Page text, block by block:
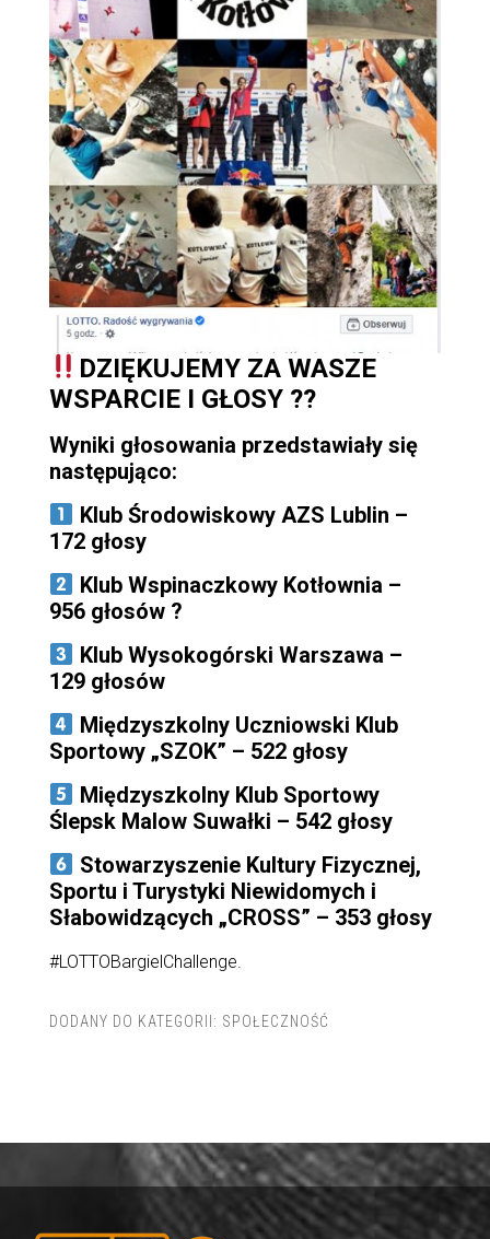
DZIĘKUJEMY ZA WASZE
WSPARCIE I GŁOSY ??
Wyniki głosowania przedstawiały się
następująco:
Klub Środowiskowy AZS Lublin –
172 głosy
Klub Wspinaczkowy Kotłownia –
956 głosów ?
Klub Wysokogórski Warszawa –
129 głosów
Międzyszkolny Uczniowski Klub
Sportowy „SZOK” – 522 głosy
Międzyszkolny Klub Sportowy
Ślepsk Malow Suwałki – 542 głosy
Stowarzyszenie Kultury Fizycznej,
Sportu i Turystyki Niewidomych i
Słabowidzących „CROSS” – 353 głosy
#LOTTOBargielChallenge.
DODANY DO KATEGORII: SPOŁECZNOŚĆ